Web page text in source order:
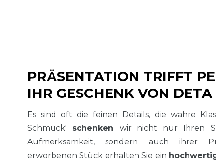
PRÄSENTATION TRIFFT
IHR GESCHENK VON
Es sind oft die feinen Details, die wahre
Schmuck' schenken wir nicht nur Ihren
Aufmerksamkeit, sondern auch ihrer
erworbenen Stück erhalten Sie ein